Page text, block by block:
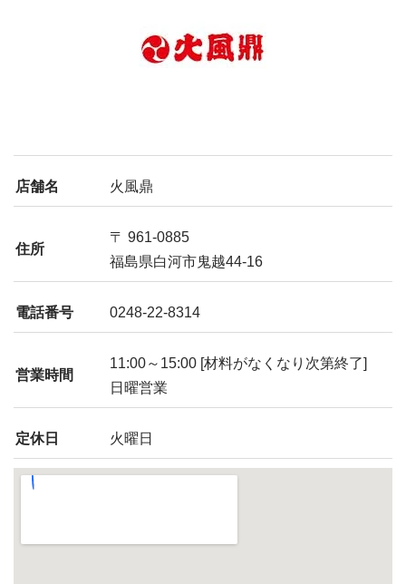
店舗名 火風鼎
住所
〒 961-0885
福島県白河市鬼越44-16
電話番号 0248-22-8314
営業時間
11:00～15:00 [材料がなくなり次第終了]
日曜営業
定休日 火曜日